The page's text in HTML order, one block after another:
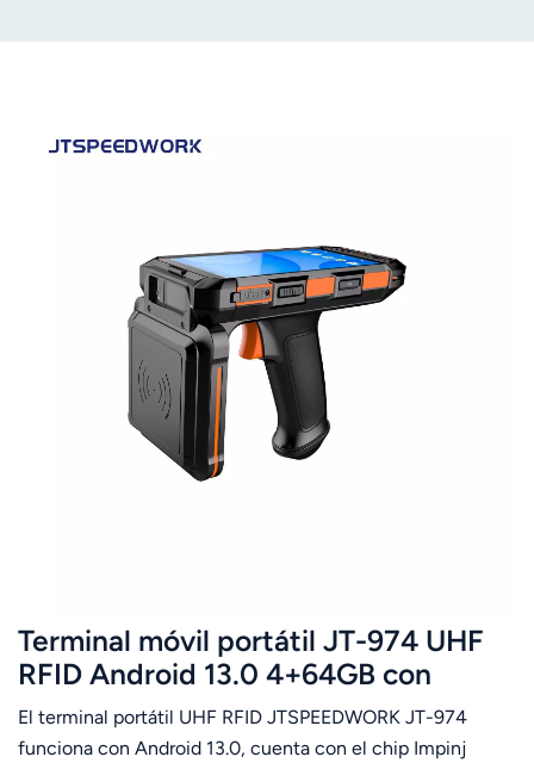
Terminal móvil portátil JT-974 UHF
RFID Android 13.0 4+64GB con
Impinj E710
El terminal portátil UHF RFID JTSPEEDWORK JT-974
funciona con Android 13.0, cuenta con el chip Impinj